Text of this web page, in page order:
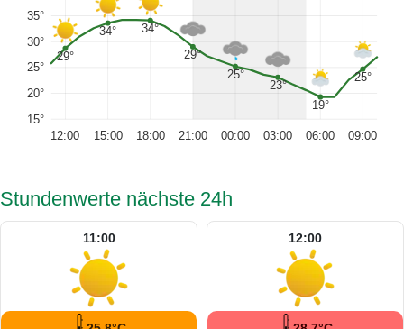
15°
20°
25°
30°
35°
29°
34° 34°
29°
25°
23°
19°
25°
12:00 15:00 18:00 21:00 00:00 03:00 06:00 09:00
Stundenwerte nächste 24h
11:00 12:00